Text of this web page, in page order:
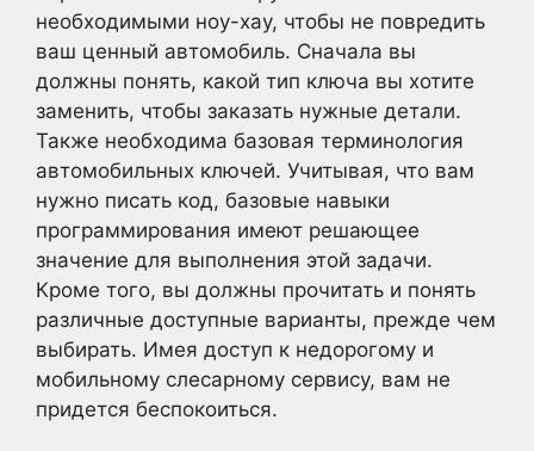
необходимыми ноу-хау, чтобы не повредить
ваш ценный автомобиль. Сначала вы
должны понять, какой тип ключа вы хотите
заменить, чтобы заказать нужные детали.
Также необходима базовая терминология
автомобильных ключей. Учитывая, что вам
нужно писать код, базовые навыки
программирования имеют решающее
значение для выполнения этой задачи.
Кроме того, вы должны прочитать и понять
различные доступные варианты, прежде чем
выбирать. Имея доступ к недорогому и
мобильному слесарному сервису, вам не
придется беспокоиться.